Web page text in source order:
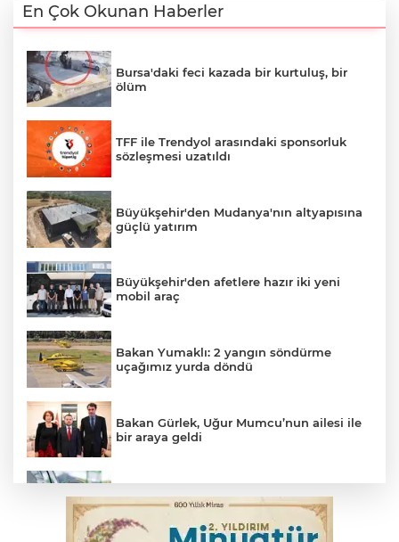
En Çok Okunan Haberler
Bursa'daki feci kazada bir kurtuluş, bir
ölüm
TFF ile Trendyol arasındaki sponsorluk
sözleşmesi uzatıldı
Büyükşehir'den Mudanya'nın altyapısına
güçlü yatırım
Büyükşehir'den afetlere hazır iki yeni
mobil araç
Bakan Yumaklı: 2 yangın söndürme
uçağımız yurda döndü
Bakan Gürlek, Uğur Mumcu’nun ailesi ile
bir araya geldi
yansıyacak mı?